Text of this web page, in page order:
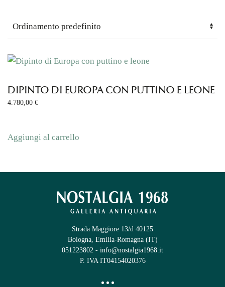
DIPINTO DI EUROPA CON PUTTINO E LEONE
4.780,00 €
Aggiungi al carrello
Strada Maggiore 13/d 40125
Bologna, Emilia-Romagna (IT)
051223802 - info@nostalgia1968.it
P. IVA IT04154020376